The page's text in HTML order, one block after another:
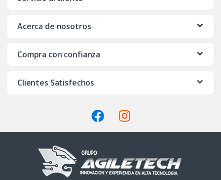
Acerca de nosotros
Compra con confianza
Clientes Satisfechos